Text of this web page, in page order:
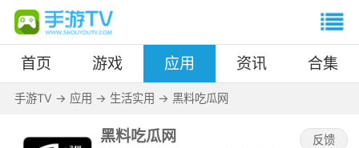
首页 游戏 应用 资讯 合集
手游TV -> 应用 -> 生活实用 -> 黑料吃瓜网
黑料吃瓜网
反馈